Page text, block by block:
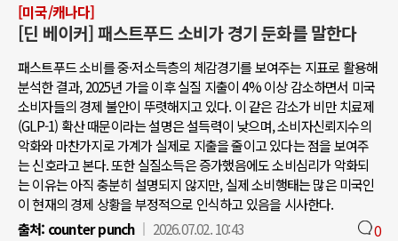
[미국/캐나다]
[딘 베이커] 패스트푸드 소비가 경기 둔화를 말한다
패스트푸드 소비를 중·저소득층의 체감경기를 보여주는 지표로 활용해
분석한 결과, 2025년 가을 이후 실질 지출이 4% 이상 감소하면서 미국
소비자들의 경제 불안이 뚜렷해지고 있다. 이 같은 감소가 비만 치료제
(GLP-1) 확산 때문이라는 설명은 설득력이 낮으며, 소비자신뢰지수의
악화와 마찬가지로 가계가 실제로 지출을 줄이고 있다는 점을 보여주
는 신호라고 본다. 또한 실질소득은 증가했음에도 소비심리가 악화되
는 이유는 아직 충분히 설명되지 않지만, 실제 소비행태는 많은 미국인
이 현재의 경제 상황을 부정적으로 인식하고 있음을 시사한다.
출처: counter punch 2026.07.02. 10:43 0